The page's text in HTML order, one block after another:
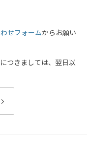
せフォームからお願い
つきましては、翌日以